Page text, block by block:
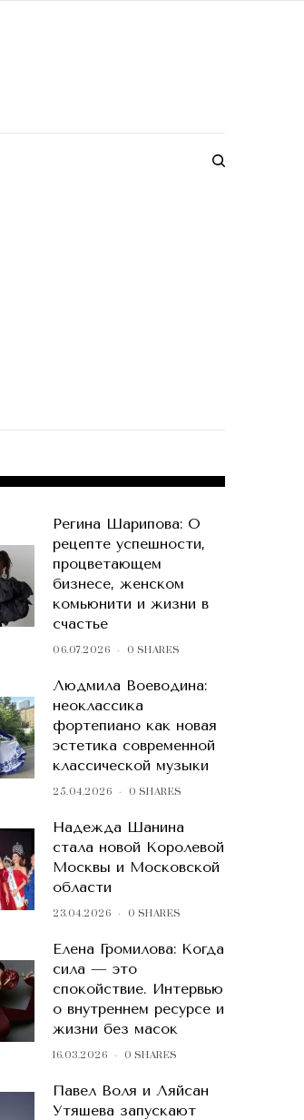
Регина Шарипова: О
рецепте успешности,
процветающем
бизнесе, женском
комьюнити и жизни в
счастье
06.07.2026 0 SHARES
Людмила Воеводина:
неоклассика
фортепиано как новая
эстетика современной
классической музыки
25.04.2026 0 SHARES
Надежда Шанина
стала новой Королевой
Москвы и Московской
области
23.04.2026 0 SHARES
Елена Громилова: Когда
сила — это
спокойствие. Интервью
о внутреннем ресурсе и
жизни без масок
16.03.2026 0 SHARES
Павел Воля и Ляйсан
Утяшева запускают